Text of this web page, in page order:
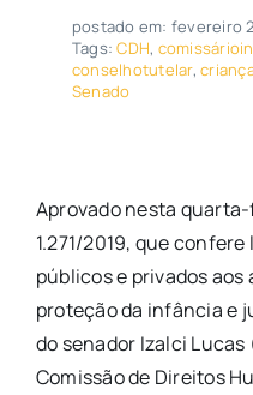
postado em: fevereiro
Tags:CDH,
conselhotutelar,
Senado
Aprovado nesta
1.271/2019, que
públicos e privados
proteção da infância e
do senador Izalci Lucas
Comissão de Direitos